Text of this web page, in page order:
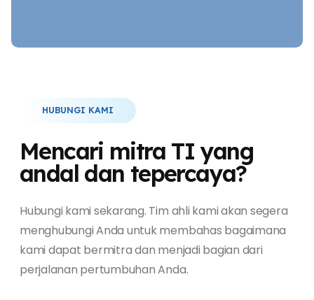
HUBUNGI KAMI
Mencari mitra TI yang
andal dan tepercaya?
Hubungi kami sekarang. Tim ahli kami akan segera
menghubungi Anda untuk membahas bagaimana
kami dapat bermitra dan menjadi bagian dari
perjalanan pertumbuhan Anda.